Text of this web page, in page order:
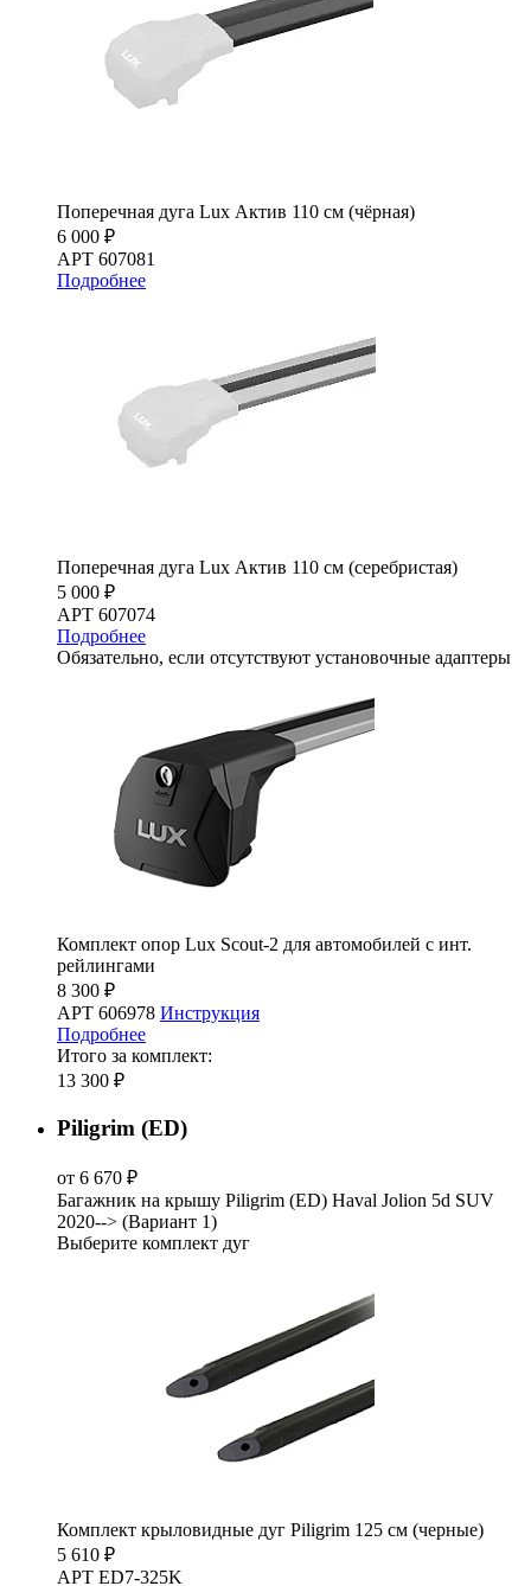
Поперечная дуга Lux Актив 110 см (чёрная)
6 000 ₽
АРТ 607081
Подробнее
Поперечная дуга Lux Актив 110 см (серебристая)
5 000 ₽
АРТ 607074
Подробнее
Обязательно, если отсутствуют установочные адаптеры
Комплект опор Lux Scout-2 для автомобилей с инт.
рейлингами
8 300 ₽
АРТ 606978 Инструкция
Подробнее
Итого за комплект:
13 300 ₽
Piligrim (ED)
от 6 670 ₽
Багажник на крышу Piligrim (ED) Haval Jolion 5d SUV
2020--> (Вариант 1)
Выберите комплект дуг
Комплект крыловидные дуг Piligrim 125 см (черные)
5 610 ₽
АРТ ED7-325K